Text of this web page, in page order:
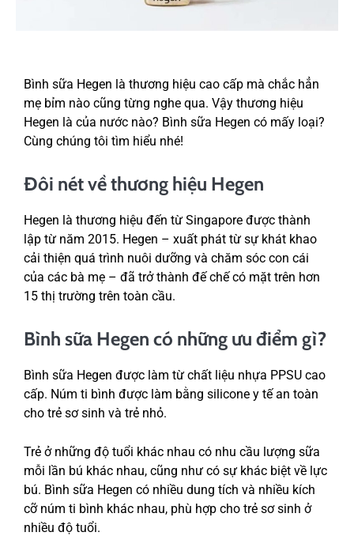
Bình sữa Hegen là thương hiệu cao cấp mà chắc hẳn
mẹ bỉm nào cũng từng nghe qua. Vậy thương hiệu
Hegen là của nước nào? Bình sữa Hegen có mấy loại?
Cùng chúng tôi tìm hiểu nhé!
Đôi nét về thương hiệu Hegen
Hegen là thương hiệu đến từ Singapore được thành
lập từ năm 2015. Hegen – xuất phát từ sự khát khao
cải thiện quá trình nuôi dưỡng và chăm sóc con cái
của các bà mẹ – đã trở thành đế chế có mặt trên hơn
15 thị trường trên toàn cầu.
Bình sữa Hegen có những ưu điểm gì?
Bình sữa Hegen được làm từ chất liệu nhựa PPSU cao
cấp. Núm ti bình được làm bằng silicone y tế an toàn
cho trẻ sơ sinh và trẻ nhỏ.
Trẻ ở những độ tuổi khác nhau có nhu cầu lượng sữa
mỗi lần bú khác nhau, cũng như có sự khác biệt về lực
bú. Bình sữa Hegen có nhiều dung tích và nhiều kích
cỡ núm ti bình khác nhau, phù hợp cho trẻ sơ sinh ở
nhiều độ tuổi.